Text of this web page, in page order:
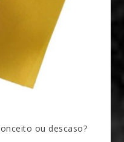
ou descaso?